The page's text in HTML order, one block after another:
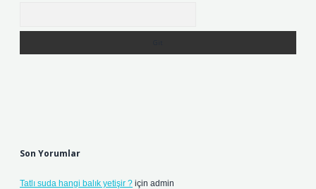
Son Yorumlar
Tatlı suda hangi balık yetişir ? için admin